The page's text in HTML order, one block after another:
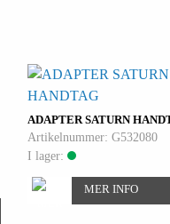
ADAPTER SATURN
Artikelnummer: G532080
I lager:
MER INFO